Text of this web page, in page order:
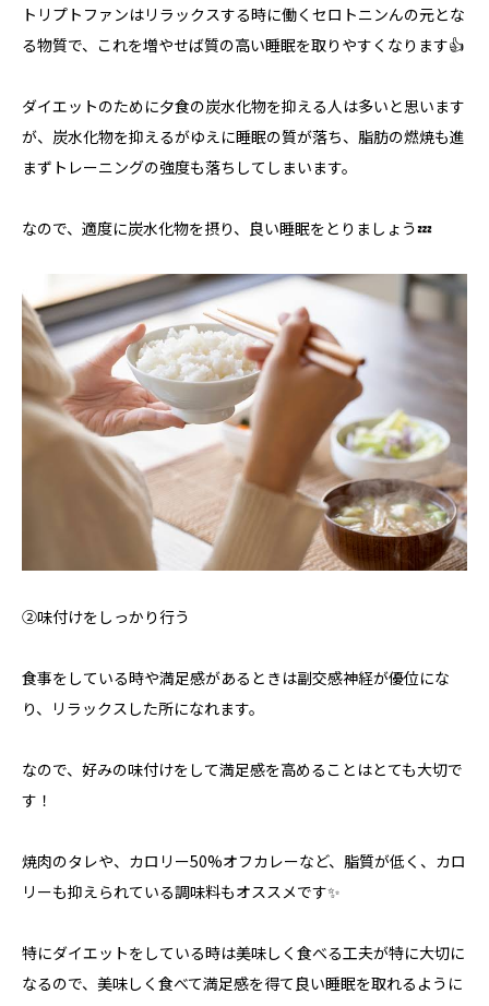
トリプトファンはリラックスする時に働くセロトニンんの元とな
る物質で、これを増やせば質の高い睡眠を取りやすくなります👍
ダイエットのために夕食の炭水化物を抑える人は多いと思います
が、炭水化物を抑えるがゆえに睡眠の質が落ち、脂肪の燃焼も進
まずトレーニングの強度も落ちしてしまいます。
なので、適度に炭水化物を摂り、良い睡眠をとりましょう💤
②味付けをしっかり行う
食事をしている時や満足感があるときは副交感神経が優位にな
り、リラックスした所になれます。
なので、好みの味付けをして満足感を高めることはとても大切で
す！
焼肉のタレや、カロリー50%オフカレーなど、脂質が低く、カロ
リーも抑えられている調味料もオススメです✨
特にダイエットをしている時は美味しく食べる工夫が特に大切に
なるので、美味しく食べて満足感を得て良い睡眠を取れるように